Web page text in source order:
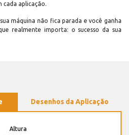
cada aplicação.
máquina não fica parada e você ganha
realmente importa: o sucesso da sua
Desenhos da Aplicação
Altura